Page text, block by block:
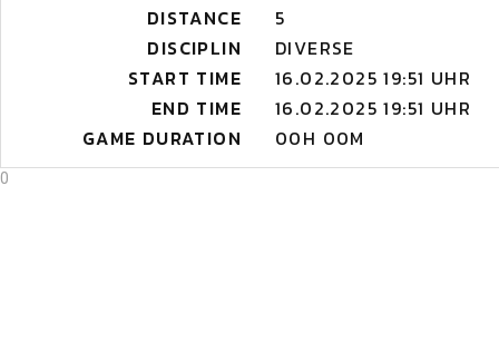
DISTANCE
5
DISCIPLIN
DIVERSE
START TIME
16.02.2025 19:51 UHR
END TIME
16.02.2025 19:51 UHR
GAME DURATION
00H 00M
0